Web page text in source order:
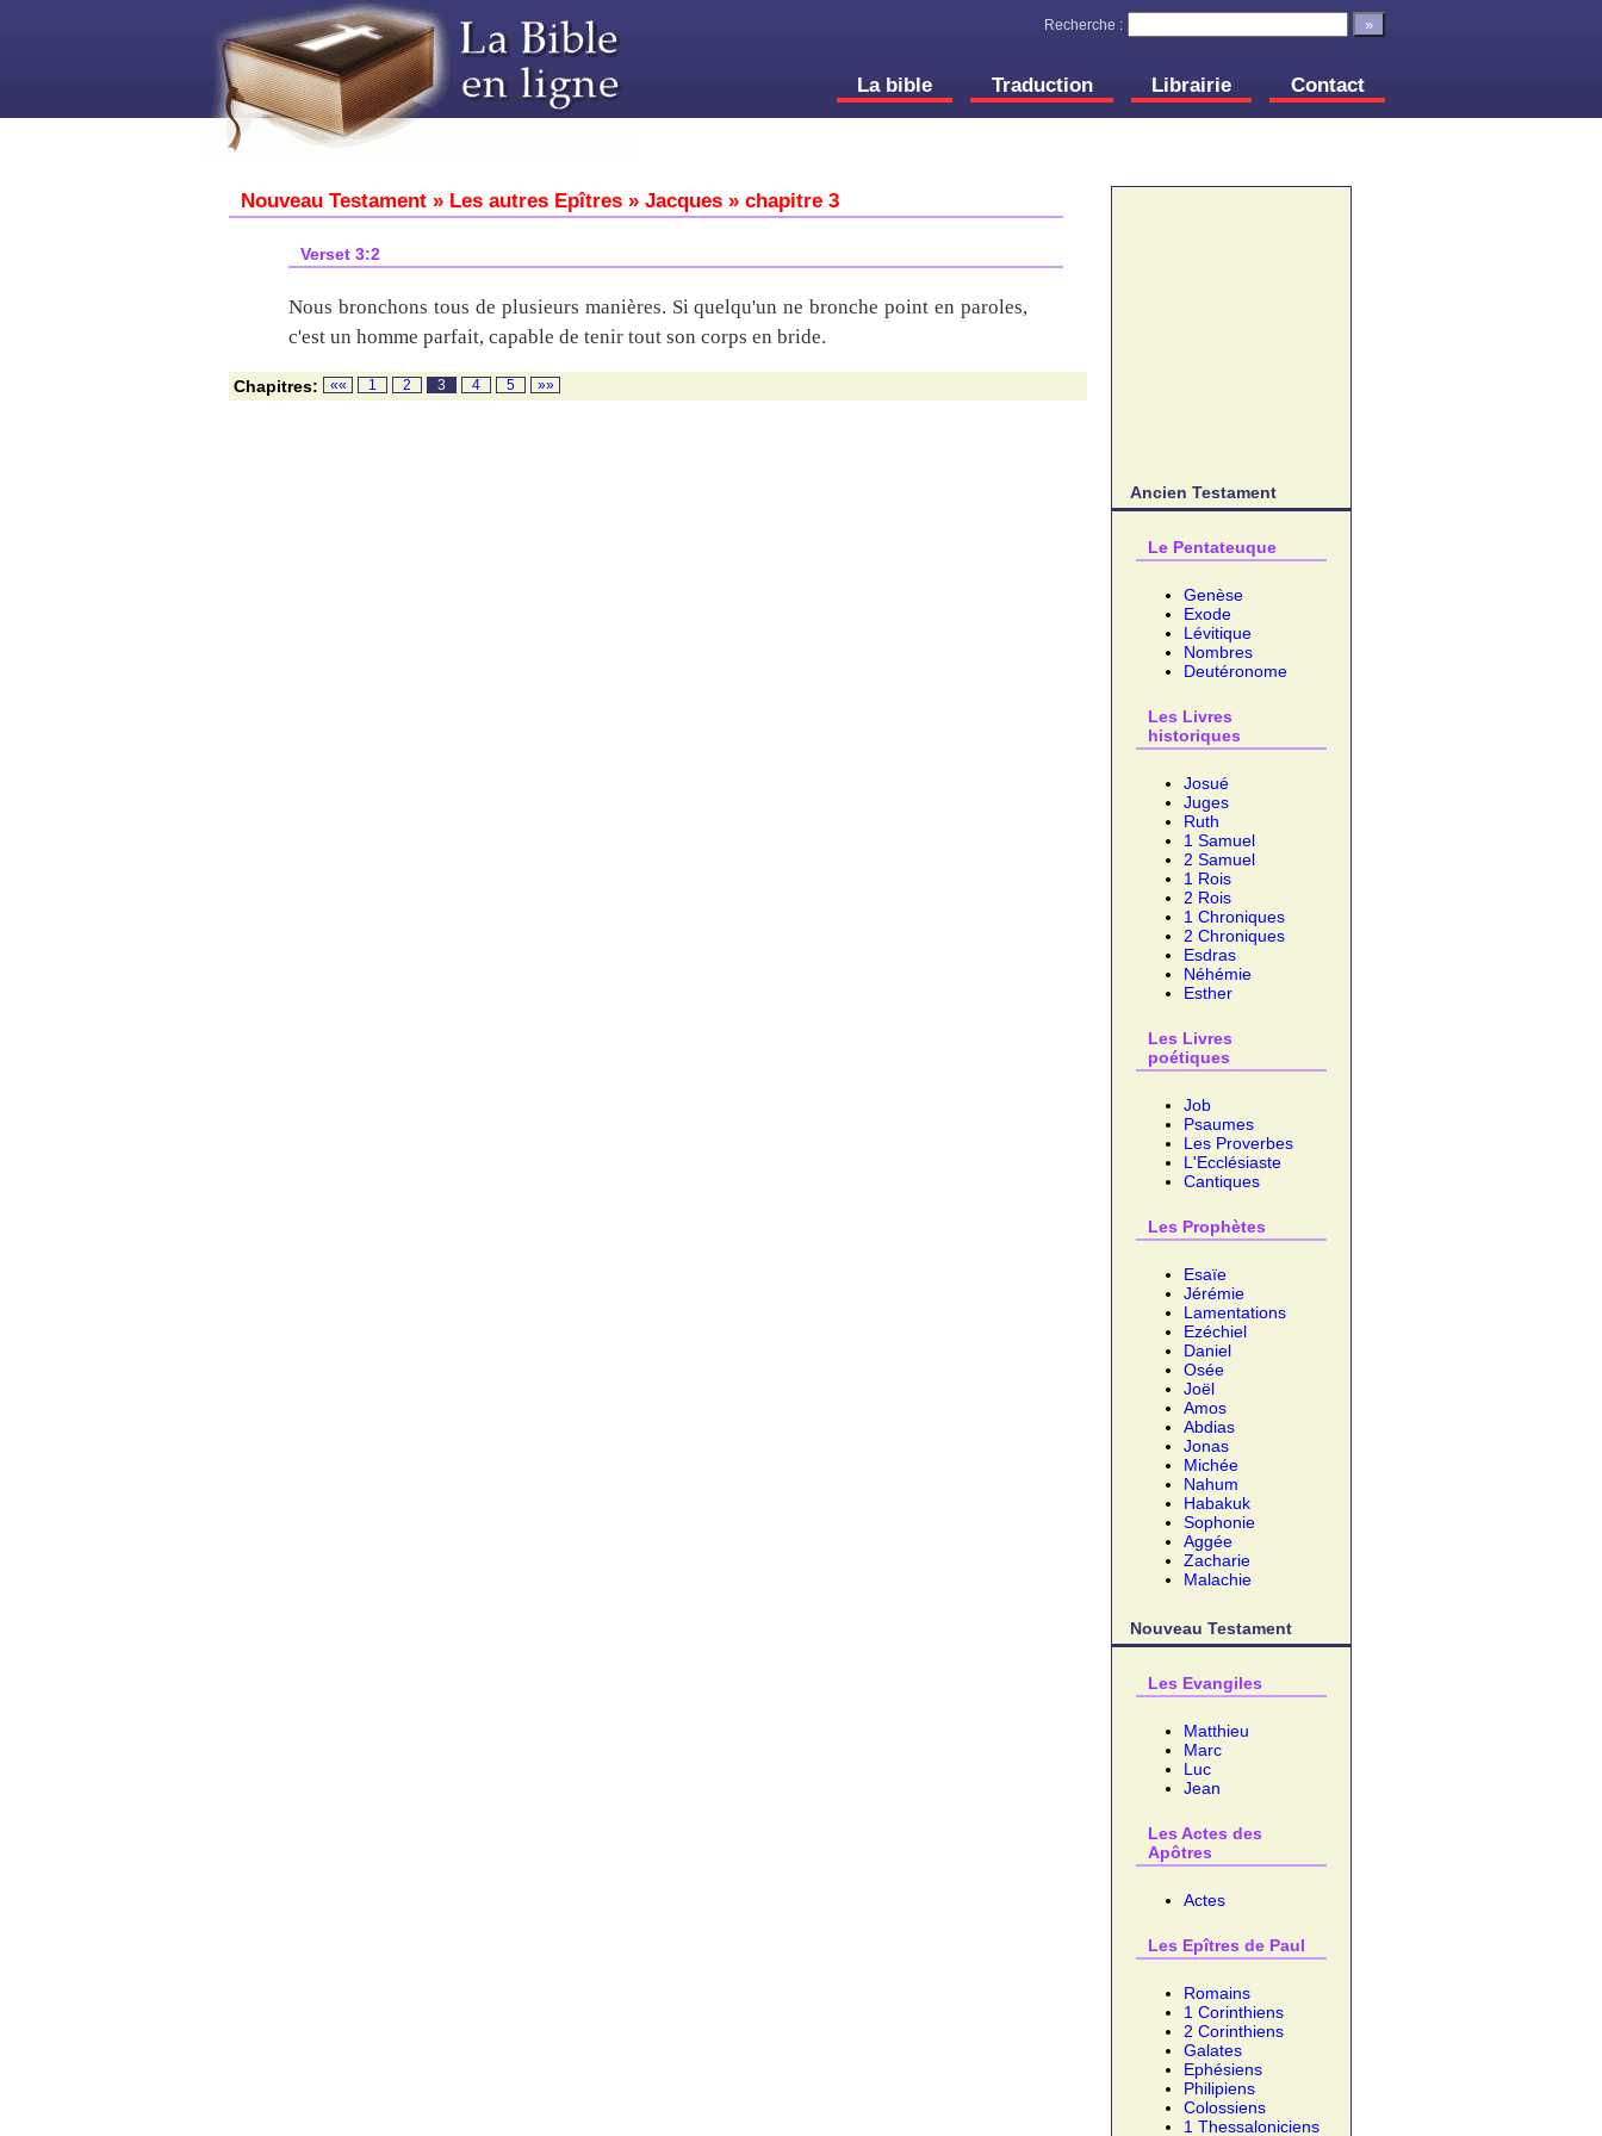
Nouveau Testament » Les autres Epîtres » Jacques » chapitre 3
Verset 3:2
Nous bronchons tous de plusieurs manières. Si quelqu'un ne bronche point en paroles,
c'est un homme parfait, capable de tenir tout son corps en bride.
Chapitres: «« 1 2 3 4 5 »»
Ancien Testament
Le Pentateuque
Genèse
Exode
Lévitique
Nombres
Deutéronome
Les Livres
historiques
Josué
Juges
Ruth
1 Samuel
2 Samuel
1 Rois
2 Rois
1 Chroniques
2 Chroniques
Esdras
Néhémie
Esther
Les Livres
poétiques
Job
Psaumes
Les Proverbes
L'Ecclésiaste
Cantiques
Les Prophètes
Esaïe
Jérémie
Lamentations
Ezéchiel
Daniel
Osée
Joël
Amos
Abdias
Jonas
Michée
Nahum
Habakuk
Sophonie
Aggée
Zacharie
Malachie
Nouveau Testament
Les Evangiles
Matthieu
Marc
Luc
Jean
Les Actes des
Apôtres
Actes
Les Epîtres de Paul
Romains
1 Corinthiens
2 Corinthiens
Galates
Ephésiens
Philipiens
Colossiens
1 Thessaloniciens
Recherche :
La bible Traduction Librairie Contact